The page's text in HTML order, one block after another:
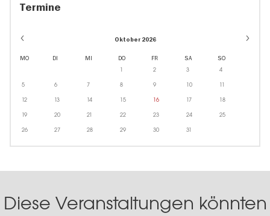
Termine
Oktober 2026
MO DI MI DO FR SA SO
1 2 3 4
5 6 7 8 9 10 11
12 13 14 15 16 17 18
19 20 21 22 23 24 25
26 27 28 29 30 31
Diese Veranstaltungen könnten